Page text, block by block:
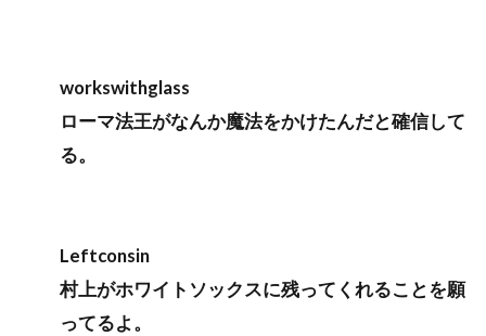
workswithglass
ローマ法王がなんか魔法をかけたんだと確信して
る。
Leftconsin
村上がホワイトソックスに残ってくれることを願
ってるよ。